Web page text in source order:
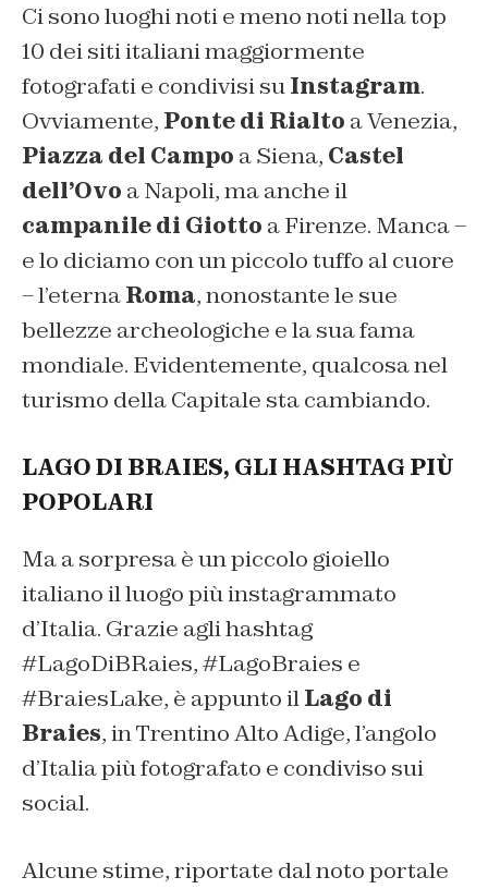
Ci sono luoghi noti e meno noti nella top
10 dei siti italiani maggiormente
fotografati e condivisi suInstagram.
Ovviamente, Ponte di Rialto a Venezia,
Piazza del Campo a Siena, Castel
dell’Ovo a Napoli, ma anche il
campanile di Giotto a Firenze. Manca –
e lo diciamo con un piccolo tuffo al cuore
– l’eternaRoma, nonostante le sue
bellezze archeologiche e la sua fama
mondiale. Evidentemente, qualcosa nel
turismo della Capitale sta cambiando.
LAGO DI BRAIES, GLI HASHTAG PIÙ
POPOLARI
Ma a sorpresa è un piccolo gioiello
italiano il luogo più instagrammato
d’Italia. Grazie agli hashtag
#LagoDiBRaies, #LagoBraies e
#BraiesLake, è appunto ilLago di
Braies, in Trentino Alto Adige, l’angolo
d’Italia più fotografato e condiviso sui
social.
Alcune stime, riportate dal noto portale